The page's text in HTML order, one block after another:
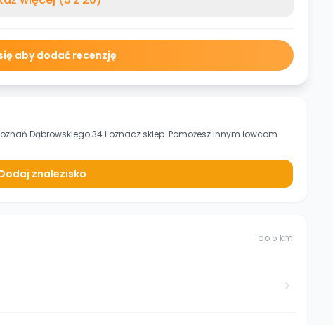
aby dodać recenzję
Dąbrowskiego 34i oznacz sklep. Pomożesz innym łowcom
znalezisko
do 5 km